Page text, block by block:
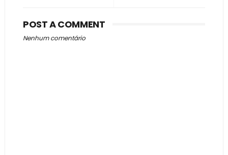
POST A COMMENT
Nenhum comentário